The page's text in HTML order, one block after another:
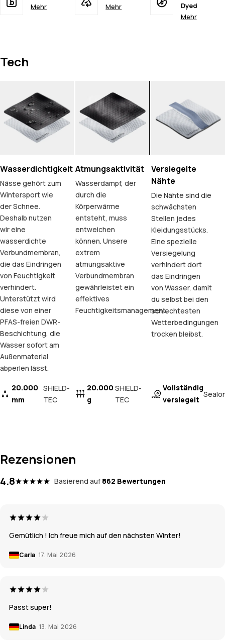
Mehr
Mehr
Dyed
Mehr
Tech
Wasserdichtigkeit
Nässe gehört zum
Wintersport wie
der Schnee.
Deshalb nutzen
wir eine
wasserdichte
Verbundmembran,
die das Eindringen
von Feuchtigkeit
verhindert.
Unterstützt wird
diese von einer
PFAS-freien DWR-
Beschichtung, die
Wasser sofort am
Außenmaterial
abperlen lässt.
20.000
mm
SHIELD-
TEC
Atmungsaktivität
Wasserdampf, der
durch die
Körperwärme
entsteht, muss
entweichen
können. Unsere
extrem
atmungsaktive
Verbundmembran
gewährleistet ein
effektives
Feuchtigkeitsmanagement.
20.000
g
SHIELD-
TEC
Versiegelte
Nähte
Die Nähte sind die
schwächsten
Stellen jedes
Kleidungsstücks.
Eine spezielle
Versiegelung
verhindert dort
das Eindringen
von Wasser, damit
du selbst bei den
schlechtesten
Wetterbedingungen
trocken bleibst.
Vollständig
versiegelt
Rezensionen
4.8 Basierend auf 862 Bewertungen
Gemütlich ! Ich freue mich auf den nächsten Winter!
Carla 17. Mai 2026
Passt super!
Linda 13. Mai 2026